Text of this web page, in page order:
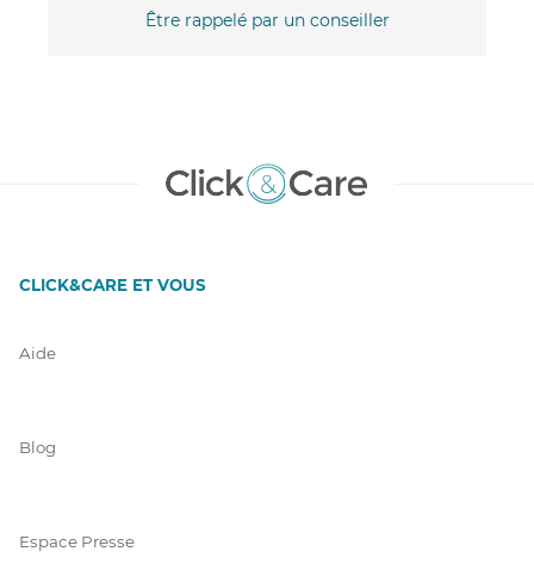
Être rappelé par un conseiller
CLICK&CARE ET VOUS
Aide
Blog
Espace Presse